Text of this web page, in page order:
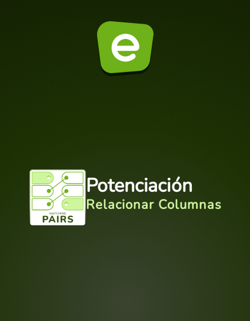
Potenciación
Relacionar Columnas